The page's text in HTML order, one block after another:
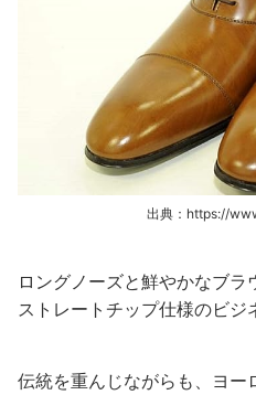
出典：https://
ロングノーズと鮮やかなブラ
ストレートチップ仕様のビジ
伝統を重んじながらも、ヨ